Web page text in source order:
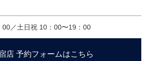
／土日祝 10：00〜19：00
店 予約フォームはこちら